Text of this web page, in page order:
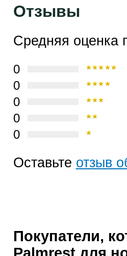
Отзывы
Средняя оценка
0
0
0
0
0
Оставьте отзыв
Покупатели,